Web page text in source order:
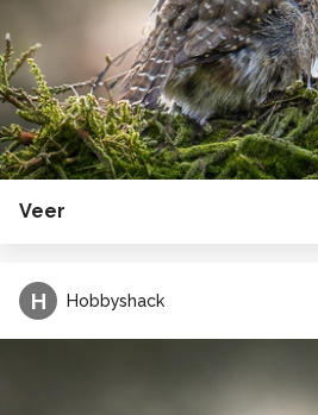
Veer
H Hobbyshack